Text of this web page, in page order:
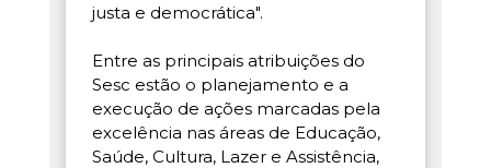
justa e democrática".
Entre as principais atribuições do
Sesc estão o planejamento e a
execução de ações marcadas pela
excelência nas áreas de Educação,
Saúde, Cultura, Lazer e Assistência,